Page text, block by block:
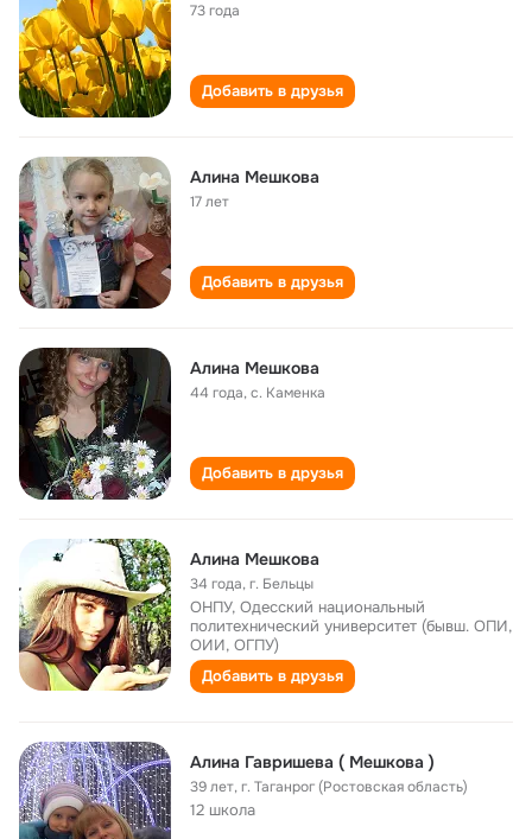
73 года
Добавить в друзья
Алина Мешкова
17 лет
Добавить в друзья
Алина Мешкова
44 года,с. Каменка
Добавить в друзья
Алина Мешкова
34 года,г. Бельцы
ОНПУ, Одесский национальный
политехнический университет (бывш. ОПИ,
ОИИ, ОГПУ)
Добавить в друзья
Алина Гавришева ( Мешкова )
39 лет,г. Таганрог (Ростовская область)
12 школа